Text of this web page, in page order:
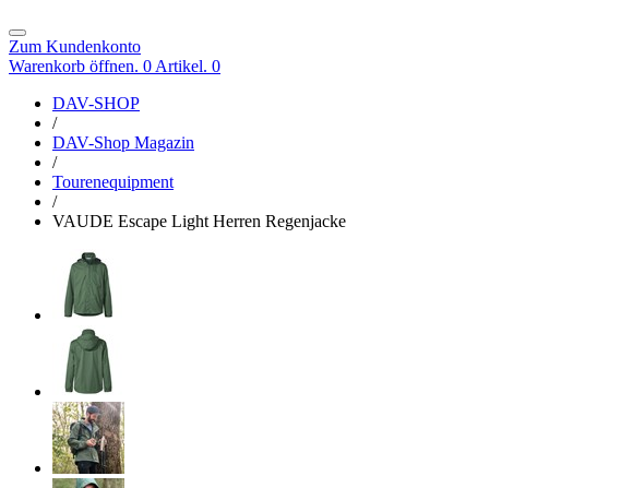
Zum Kundenkonto
Warenkorb öffnen. 0 Artikel. 0
DAV-SHOP
/
DAV-Shop Magazin
/
Tourenequipment
/
VAUDE Escape Light Herren Regenjacke